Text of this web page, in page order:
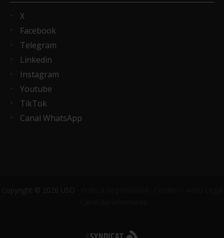
X
Facebook
Telegram
Linkedin
Instagram
Youtube
TikTok
Canal WhatsApp
Copyright © 2026 USO ·